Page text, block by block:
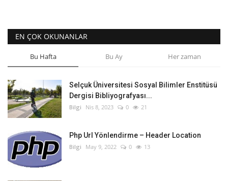
EN ÇOK OKUNANLAR
Bu Hafta Bu Ay Her zaman
Selçuk Üniversitesi Sosyal Bilimler Enstitüsü
Dergisi Bibliyografyası...
Bilgi Nis 8, 2023 0 21
Php Url Yönlendirme – Header Location
Bilgi May 9, 2022 0 13